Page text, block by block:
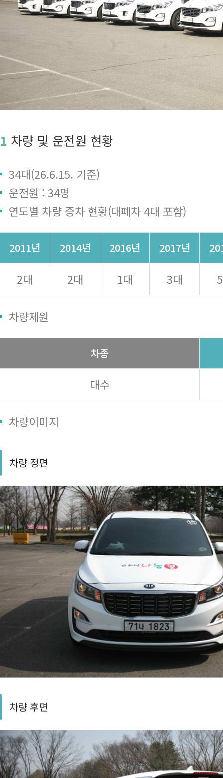
1 차량 및 운전원 현황
34대(26.6.15. 기준)
운전원 : 34명
연도별 차량 증차 현황(대폐차 4대 포함)
2011년 2014년 2016년 2017년
2대 2대 1대 3대
차량제원
차종
대수
차량이미지